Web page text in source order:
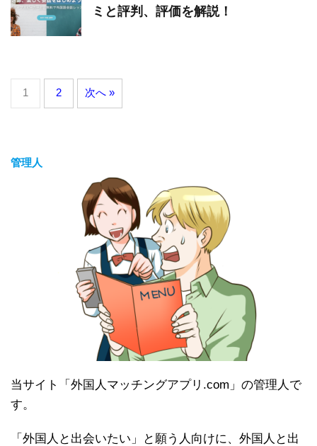
ミと評判、評価を解説！
1 2 次へ »
管理人
当サイト「外国人マッチングアプリ.com」の管理人で
す。
「外国人と出会いたい」と願う人向けに、外国人と出